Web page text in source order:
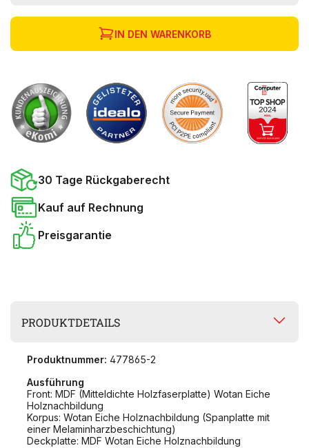
IN DEN WARENKORB
30 Tage Rückgaberecht
Kauf auf Rechnung
Preisgarantie
PRODUKTDETAILS
Produktnummer: 477865-2
Ausführung
Front: MDF (Mitteldichte Holzfaserplatte) Wotan Eiche
Holznachbildung
Korpus: Wotan Eiche Holznachbildung (Spanplatte mit
einer Melaminharzbeschichtung)
Deckplatte: MDF Wotan Eiche Holznachbildung